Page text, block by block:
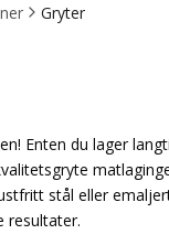
Gryter
Enten du lager
stål eller
resultater.